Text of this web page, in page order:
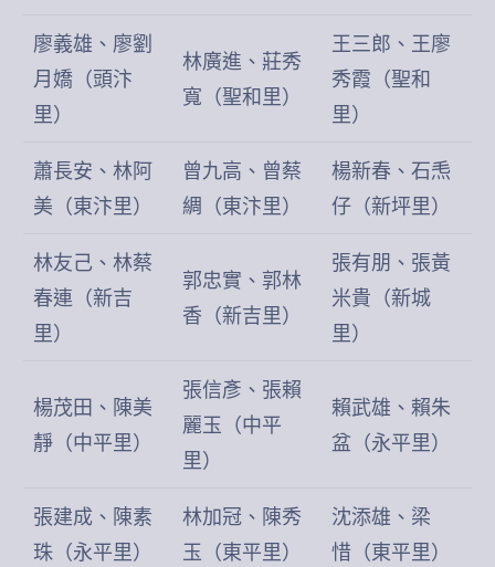
廖義雄、廖劉
月嬌（頭汴
里）
林廣進、莊秀
寬（聖和里）
王三郎、王廖
秀霞（聖和
里）
蕭長安、林阿
美（東汴里）
曾九高、曾蔡
綢（東汴里）
楊新春、石𤆬
仔（新坪里）
林友己、林蔡
春連（新吉
里）
郭忠實、郭林
香（新吉里）
張有朋、張黃
米貴（新城
里）
楊茂田、陳美
靜（中平里）
張信彥、張賴
麗玉（中平
里）
賴武雄、賴朱
盆（永平里）
張建成、陳素
珠（永平里）
林加冠、陳秀
玉（東平里）
沈添雄、梁
惜（東平里）